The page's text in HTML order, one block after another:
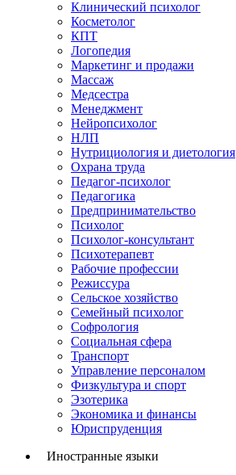
Клинический психолог
Косметолог
КПТ
Логопедия
Маркетинг и продажи
Массаж
Медсестра
Менеджмент
Нейропсихолог
НЛП
Нутрициология и диетология
Охрана труда
Педагог-психолог
Педагогика
Предпринимательство
Психолог
Психолог-консультант
Психотерапевт
Рабочие профессии
Режиссура
Сельское хозяйство
Семейный психолог
Софрология
Социальная сфера
Транспорт
Управление персоналом
Физкультура и спорт
Эзотерика
Экономика и финансы
Юриспруденция
Иностранные языки